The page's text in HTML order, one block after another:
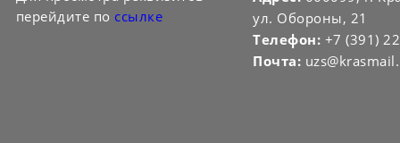
перейдите по ссылке
ул. Обороны, 21
Телефон: +7 (391)
Почта: